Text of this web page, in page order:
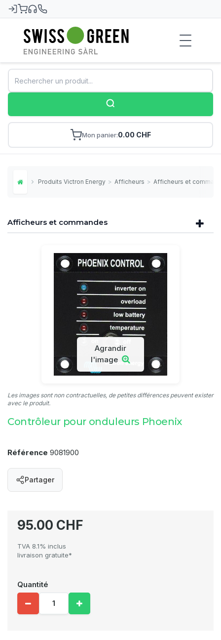
Swiss-Green
Mon panier 0.00 CHF
Home Produits Victron Energy > Afficheurs > Afficheurs et
Afficheurs et commandes
Agrandir
l'image
Les images sont non contractuelles, de petites différences peuvent exister
avec le produit.
Contrôleur pour onduleurs Phoenix
Référence 9081900
Partager
95.00 CHF
TVA 8.1% inclus
livraison gratuite*
Quantité